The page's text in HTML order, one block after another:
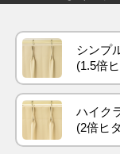
シンプ
ハイク